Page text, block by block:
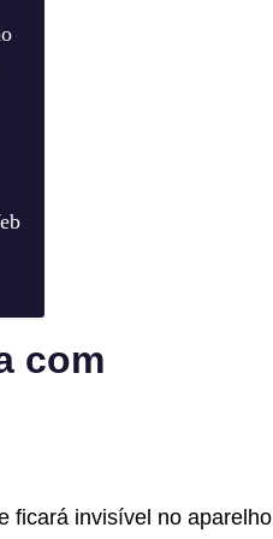
com
ficará invisível no aparelho